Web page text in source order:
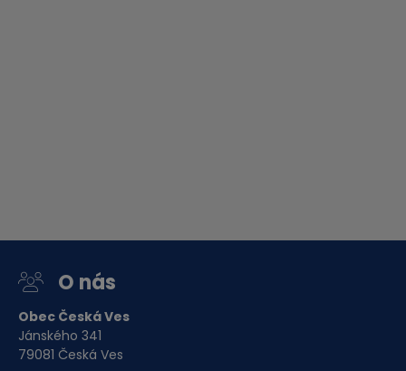
O nás
Obec Česká Ves
Jánského 341
79081 Česká Ves